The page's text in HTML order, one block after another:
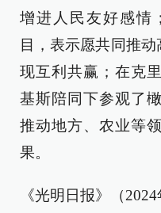
增进人民友好感情
目，表示愿共同推
现互利共赢；在克
基斯陪同下参观了
推动地方、农业等
果。
《光明日报》（